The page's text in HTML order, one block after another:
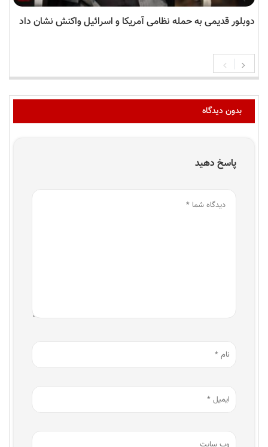
دوبلور قدیمی به حمله نظامی آمریکا و اسرائیل واکنش نشان داد
بدون دیدگاه
پاسخ دهید